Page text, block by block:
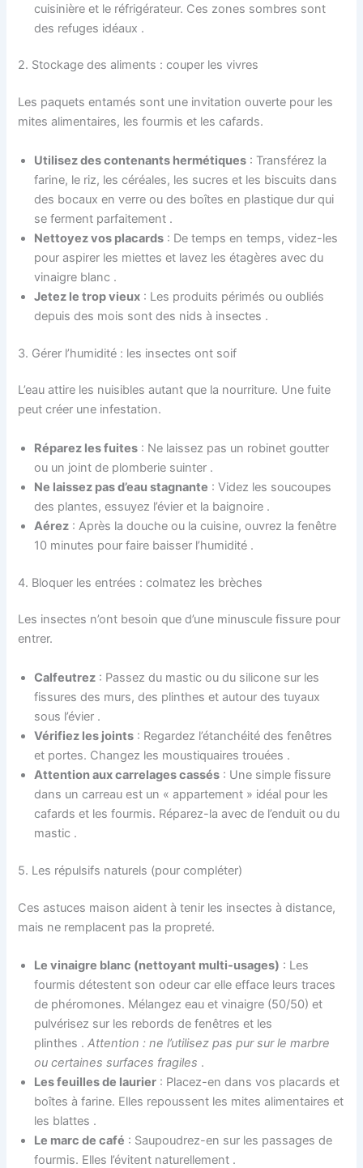
cuisinière et le réfrigérateur. Ces zones sombres sont
des refuges idéaux .
2. Stockage des aliments : couper les vivres
Les paquets entamés sont une invitation ouverte pour les
mites alimentaires, les fourmis et les cafards.
Utilisez des contenants hermétiques : Transférez la
farine, le riz, les céréales, les sucres et les biscuits dans
des bocaux en verre ou des boîtes en plastique dur qui
se ferment parfaitement .
Nettoyez vos placards : De temps en temps, videz-les
pour aspirer les miettes et lavez les étagères avec du
vinaigre blanc .
Jetez le trop vieux : Les produits périmés ou oubliés
depuis des mois sont des nids à insectes .
3. Gérer l’humidité : les insectes ont soif
L’eau attire les nuisibles autant que la nourriture. Une fuite
peut créer une infestation.
Réparez les fuites : Ne laissez pas un robinet goutter
ou un joint de plomberie suinter .
Ne laissez pas d’eau stagnante : Videz les soucoupes
des plantes, essuyez l’évier et la baignoire .
Aérez : Après la douche ou la cuisine, ouvrez la fenêtre
10 minutes pour faire baisser l’humidité .
4. Bloquer les entrées : colmatez les brèches
Les insectes n’ont besoin que d’une minuscule fissure pour
entrer.
Calfeutrez : Passez du mastic ou du silicone sur les
fissures des murs, des plinthes et autour des tuyaux
sous l’évier .
Vérifiez les joints : Regardez l’étanchéité des fenêtres
et portes. Changez les moustiquaires trouées .
Attention aux carrelages cassés : Une simple fissure
dans un carreau est un « appartement » idéal pour les
cafards et les fourmis. Réparez-la avec de l’enduit ou du
mastic .
5. Les répulsifs naturels (pour compléter)
Ces astuces maison aident à tenir les insectes à distance,
mais ne remplacent pas la propreté.
Le vinaigre blanc (nettoyant multi-usages) : Les
fourmis détestent son odeur car elle efface leurs traces
de phéromones. Mélangez eau et vinaigre (50/50) et
pulvérisez sur les rebords de fenêtres et les
plinthes .Attention : ne l’utilisez pas pur sur le marbre
ou certaines surfaces fragiles .
Les feuilles de laurier : Placez-en dans vos placards et
boîtes à farine. Elles repoussent les mites alimentaires et
les blattes .
Le marc de café : Saupoudrez-en sur les passages de
fourmis. Elles l’évitent naturellement .